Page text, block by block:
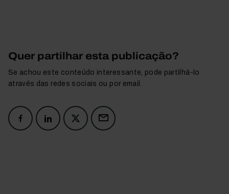
Quer partilhar esta publicação?
Se achou este conteúdo interessante, pode partilhá-lo
através das redes sociais ou por email.